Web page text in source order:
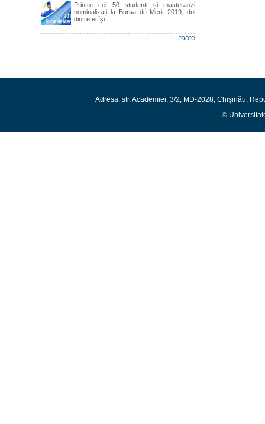
Printre cei 50 studenți și masteranzi
nominalizați la Bursa de Merit 2019, doi
dintre ei își...
toate
Adresa: str. Academiei, 3/2, MD-2028, Chișinău,
©